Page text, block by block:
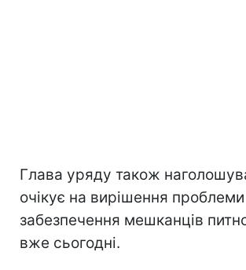
Глава уряду також
очікує на вирішення проблеми
забезпечення мешканців
вже сьогодні.